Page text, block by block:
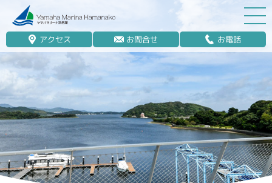
アクセス お問合せ お電話
マリーナ案内
船舶免許
マリンレジャー
マリーナステイ
レンタルボート